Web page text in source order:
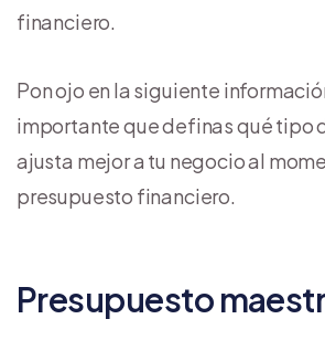
financiero.
Pon ojo en la siguiente
importante que definas qué tipo
ajusta mejor a tu negocio al
presupuesto financiero.
Presupuesto